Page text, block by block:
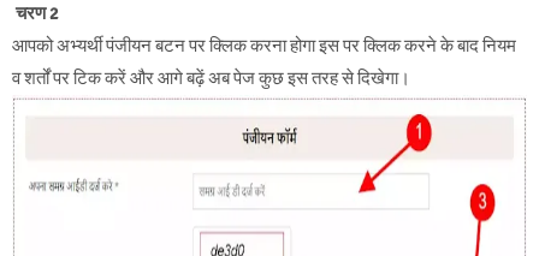
चरण 2
आपको अभ्यर्थी पंजीयन बटन पर क्लिक करना होगा इस पर क्लिक करने के बाद नियम
व शर्तों पर टिक करें और आगे बढ़ें अब पेज कुछ इस तरह से दिखेगा।